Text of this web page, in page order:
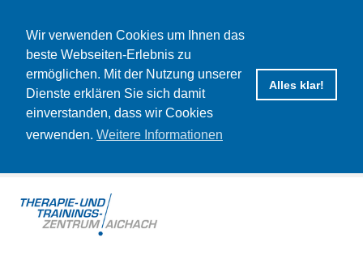
Wir verwenden Cookies um Ihnen das
beste Webseiten-Erlebnis zu
ermöglichen. Mit der Nutzung unserer
Dienste erklären Sie sich damit
einverstanden, dass wir Cookies
verwenden. Weitere Informationen
Alles klar!